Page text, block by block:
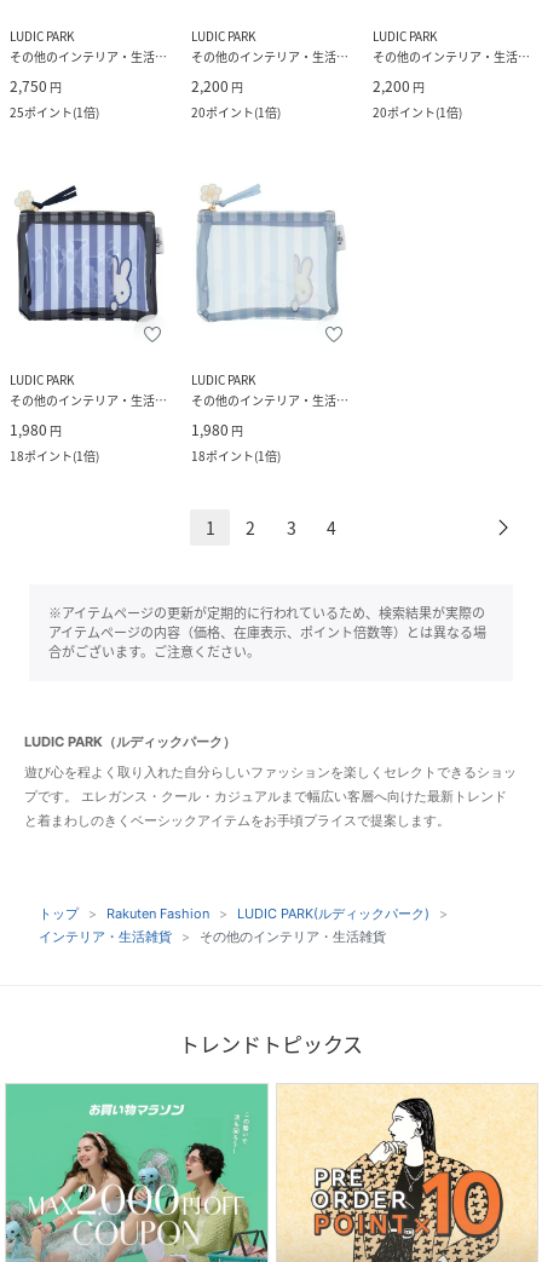
LUDIC PARK
その他のインテリア・生活雑貨
2,750 円
25ポイント(1倍)
LUDIC PARK
その他のインテリア・生活雑貨
2,200 円
20ポイント(1倍)
LUDIC PARK
その他のインテリア・生活雑貨
2,200 円
20ポイント(1倍)
LUDIC PARK
その他のインテリア・生活雑貨
1,980 円
18ポイント(1倍)
LUDIC PARK
その他のインテリア・生活雑貨
1,980 円
18ポイント(1倍)
1 2 3 4
※アイテムページの更新が定期的に行われているため、検索結果が実際の
アイテムページの内容（価格、在庫表示、ポイント倍数等）とは異なる場
合がございます。ご注意ください。
LUDIC PARK（ルディックパーク）
遊び心を程よく取り入れた自分らしいファッションを楽しくセレクトできるショッ
プです。 エレガンス・クール・カジュアルまで幅広い客層へ向けた最新トレンド
と着まわしのきくベーシックアイテムをお手頃プライスで提案します。
トップ Rakuten Fashion
LUDIC PARK(ルディックパーク)
インテリア・生活雑貨
その他のインテリア・生活雑貨
トレンドトピックス